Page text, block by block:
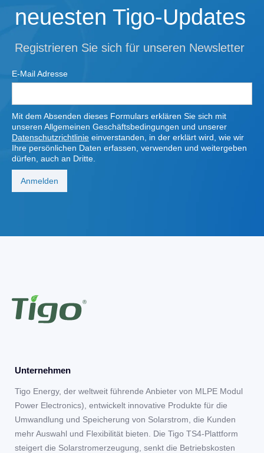
neuesten Tigo-Updates
Registrieren Sie sich für unseren Newsletter
E-Mail Adresse
Mit dem Absenden dieses Formulars erklären Sie sich mit
unseren Allgemeinen Geschäftsbedingungen und unserer
Datenschutzrichtlinie einverstanden, in der erklärt wird, wie wir
Ihre persönlichen Daten erfassen, verwenden und weitergeben
dürfen, auch an Dritte.
Unternehmen
Tigo Energy, der weltweit führende Anbieter von MLPE Modul
Power Electronics), entwickelt innovative Produkte für die
Umwandlung und Speicherung von Solarstrom, die Kunden
mehr Auswahl und Flexibilität bieten. Die Tigo TS4-Plattform
steigert die Solarstromerzeugung, senkt die Betriebskosten